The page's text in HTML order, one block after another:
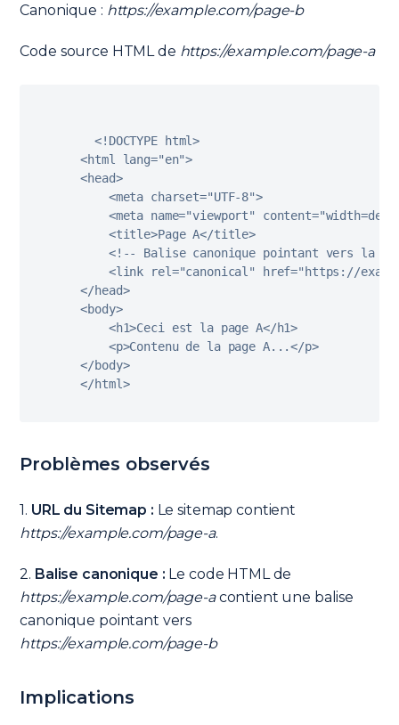
Canonique : https://example.com/page-b
Code source HTML de https://example.com/page-a
<! DOCTYPE html>
<html lang="en">
<head>
<meta charset="UTF-8">
<meta name="viewport" content=
<title>Page A</title>
<! --
Balise canonique pointant vers la
<link rel="canonical" href="https://
</head>
<body>
<h1>Ceci est la page A</h1>
<p>Contenu de la page A...</p>
</body>
</html>
Problèmes observés
1. URL du Sitemap : Le sitemap contient
https://example.com/page-a.
2. Balise canonique : Le code HTML de
https://example.com/page-acontient une balise
canonique pointant vers
https://example.com/page-b
Implications